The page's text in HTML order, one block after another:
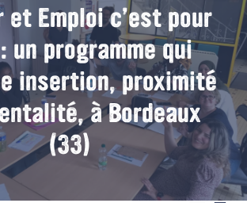
Emploi c’est pour
un programme qui
insertion, proximité
à Bordeaux
(33)